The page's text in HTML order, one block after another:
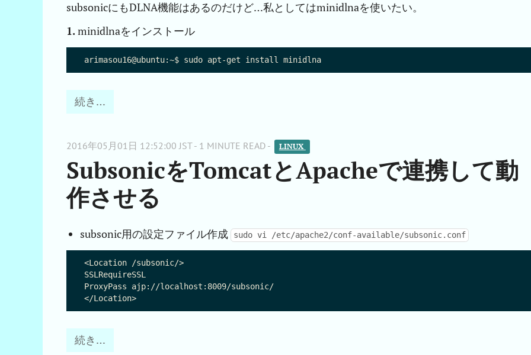
subsonicにもDLNA機能はあるのだけど…私としてはminidlnaを使いたい。
1.minidlnaをインストール
続き…
2016年05月01日 12:52:00 JST - 1 MINUTE READ - LINUX
SubsonicをTomcatとApacheで連携して動
作させる
subsonic用の設定ファイル作成 sudo vi /etc/apache2/conf-available/subsonic.conf
<Location /subsonic/>
SSLRequireSSL
ProxyPass ajp://localhost:8009/subsonic/
続き…